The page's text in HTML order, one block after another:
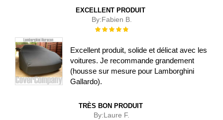
EXCELLENT PRODUIT
By:Fabien B.
Évaluation :
Excellent produit, solide et délicat avec les
voitures. Je recommande grandement
(housse sur mesure pour Lamborghini
Gallardo).
TRÈS BON PRODUIT
By:Laure F.